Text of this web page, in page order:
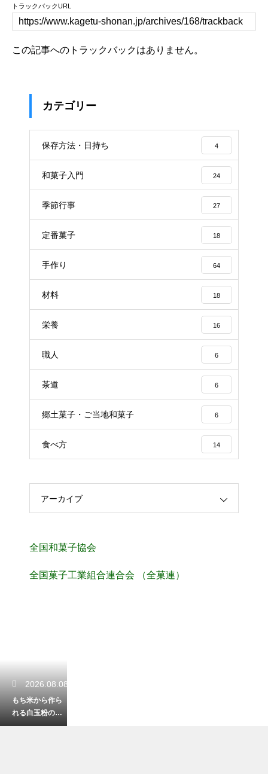
トラックバックURL
この記事へのトラックバックはありません。
カテゴリー
保存方法・日持ち 4
和菓子入門 24
季節行事 27
定番菓子 18
手作り 64
材料 18
栄養 16
職人 6
茶道 6
郷土菓子・ご当地和菓子 6
食べ方 14
アーカイブ
全国和菓子協会
全国菓子工業組合連合会 （全菓連）
2026.08.08
もち米から作ら
れる白玉粉の独
特な製法とは？